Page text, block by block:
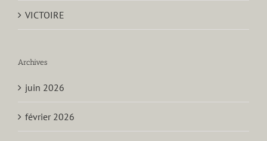
VICTOIRE
Archives
juin 2026
février 2026